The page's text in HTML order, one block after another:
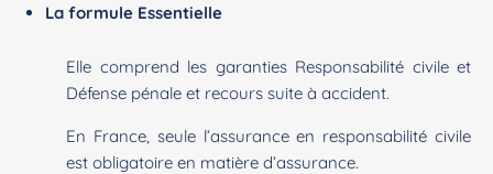
La formule Essentielle
Elle comprend les garanties Responsabilité civile et
Défense pénale et recours suite à accident.
En France, seule l’assurance en responsabilité civile
est obligatoire en matière d’assurance.